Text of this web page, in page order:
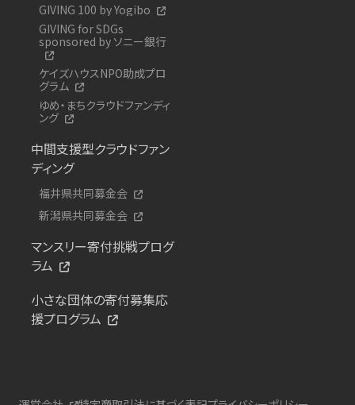
GIVING 100 by Yogibo
GIVING for SDGs
sponsored by ソニー銀行
ケイズハウスNPO助成プロ
グラム
ゆめ・まちクラウドファンディ
ング
中間支援型クラウドファン
ディング
福井県共同募金会
新潟県共同募金会
マンスリー寄付挑戦プログ
ラム
小さな団体の寄付募集応
援プログラム